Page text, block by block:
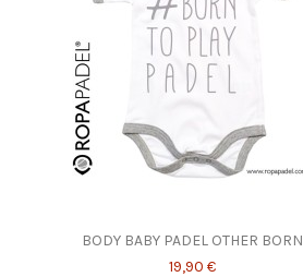
BODY BABY PADEL OTHER BORN
19,90 €